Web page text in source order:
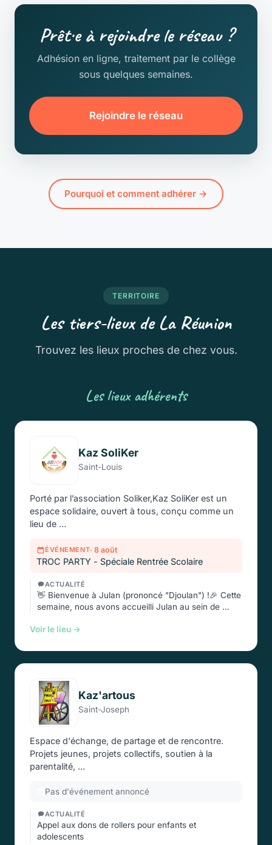
Prêt·e à rejoindre le réseau ?
Adhésion en ligne, traitement par le collège
sous quelques semaines.
Rejoindre le réseau
Pourquoi et comment adhérer →
TERRITOIRE
Les tiers-lieux de La Réunion
Trouvez les lieux proches de chez vous.
Les lieux adhérents
Kaz SoliKer
Saint-Louis
Porté par l’association Soliker,Kaz SoliKer est un
espace solidaire, ouvert à tous, conçu comme un
lieu de …
ÉVÉNEMENT· 8 août
TROC PARTY - Spéciale Rentrée Scolaire
ACTUALITÉ
👋 Bienvenue à Julan (prononcé "Djoulan") !🎉 Cette
semaine, nous avons accueilli Julan au sein de …
Voir le lieu →
Kaz'artous
Saint-Joseph
Espace d'échange, de partage et de rencontre.
Projets jeunes, projets collectifs, soutien à la
parentalité, …
Pas d'événement annoncé
ACTUALITÉ
Appel aux dons de rollers pour enfants et
adolescents